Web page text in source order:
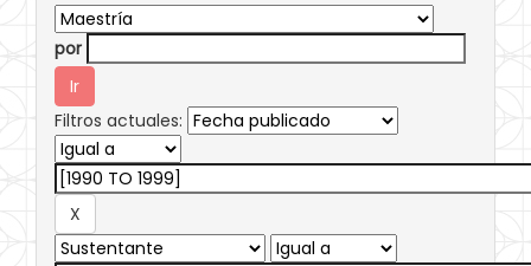
por
Filtros actuales: